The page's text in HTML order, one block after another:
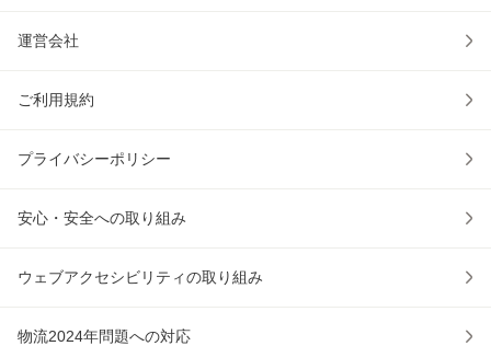
運営会社
ご利用規約
プライバシーポリシー
安心・安全への取り組み
ウェブアクセシビリティの取り組み
物流2024年問題への対応